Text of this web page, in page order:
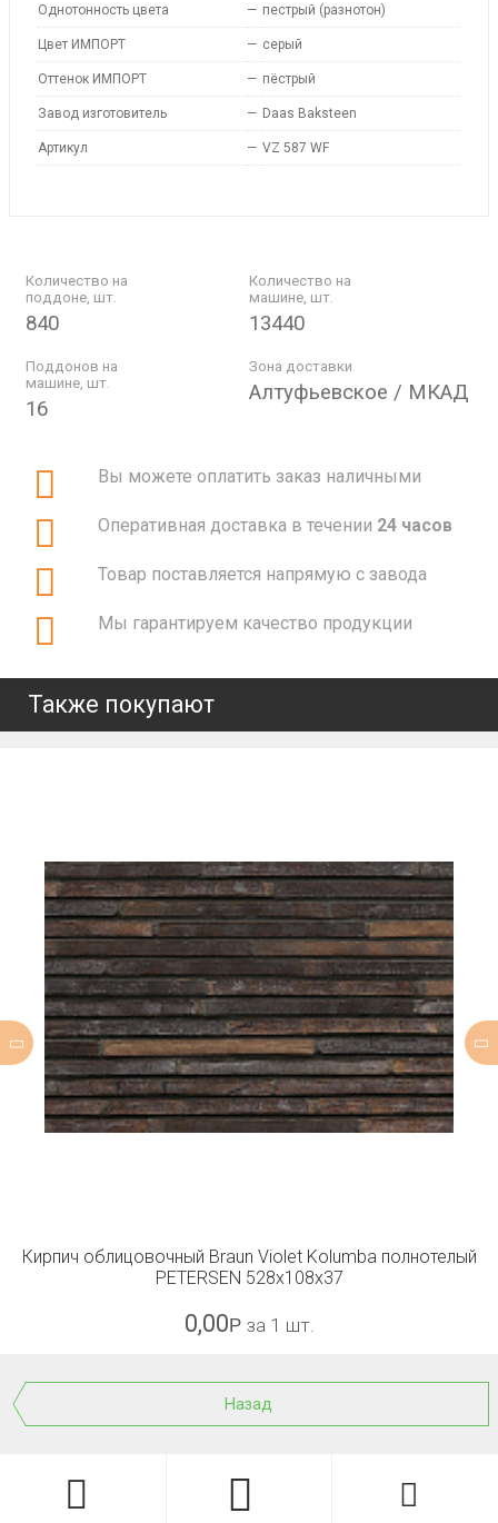
Однотонность цвета — пестрый (разнотон)
Цвет ИМПОРТ — серый
Оттенок ИМПОРТ — пёстрый
Завод изготовитель — Daas Baksteen
Артикул — VZ 587 WF
Количество на
поддоне, шт.
840
Количество на
машине, шт.
13440
Поддонов на
машине, шт.
16
Зона доставки
Алтуфьевское / МКАД
Вы можете оплатить заказ наличными
Оперативная доставка в течении 24 часов
Товар поставляется напрямую с завода
Мы гарантируем качество продукции
Также покупают
Кирпич облицовочный Braun Violet Kolumba полнотелый
PETERSEN 528x108x37
0,00Р за 1 шт.
Назад